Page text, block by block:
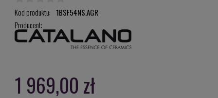
Kod produktu: 1BSF54NS.AGR
Producent:
1 969,00 zł